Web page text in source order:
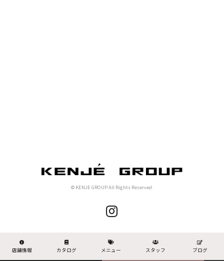
店舗情報 カタログ メニュー スタッフ ブログ
© KENJE GROUP All Rights Reserved.